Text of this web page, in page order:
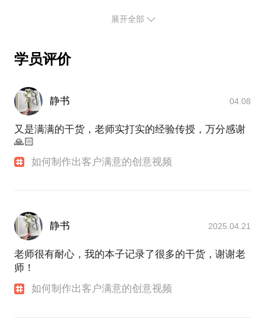
展开全部
学员评价
静书 04.08
又是满满的干货，老师实打实的经验传授，万分感谢
🙏🏻
如何制作出客户满意的创意视频
静书 2025.04.21
老师很有耐心，我的本子记录了很多的干货，谢谢老
师！
如何制作出客户满意的创意视频